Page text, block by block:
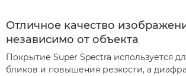
Отличное качество
независимо от объекта
Покрытие Super Spectra используется
бликов и повышения резкости, а